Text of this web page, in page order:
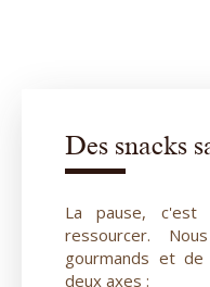
Des snacks
La pause,
ressourcer.
gourmands et de
deux axes :